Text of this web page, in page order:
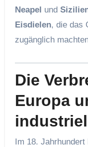
Neapel und
Eisdielen, die das
zugänglich
Die
Europa
Im 18.